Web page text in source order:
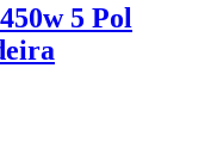
5 Pol